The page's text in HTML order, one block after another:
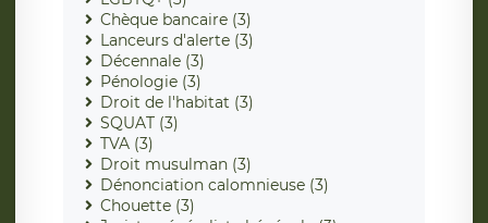
Chèque bancaire (3)
Lanceurs d'alerte (3)
Décennale (3)
Pénologie (3)
Droit de l'habitat (3)
SQUAT (3)
TVA (3)
Droit musulman (3)
Dénonciation calomnieuse (3)
Chouette (3)